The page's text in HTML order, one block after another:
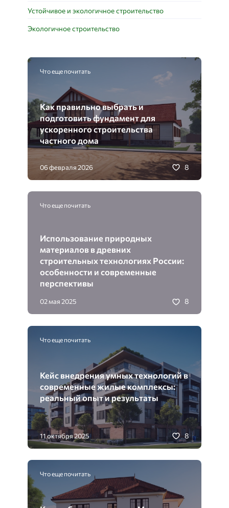
Устойчивое и экологичное строительство
Экологичное строительство
Что еще почитать
Как правильно выбрать и
подготовить фундамент для
ускоренного строительства
частного дома
06 февраля 2026 8
Что еще почитать
Использование природных
материалов в древних
строительных технологиях России:
особенности и современные
перспективы
02 мая 2025 8
Что еще почитать
Кейс внедрения умных технологий в
современные жилые комплексы:
реальный опыт и результаты
11 октября 2025 8
Что еще почитать